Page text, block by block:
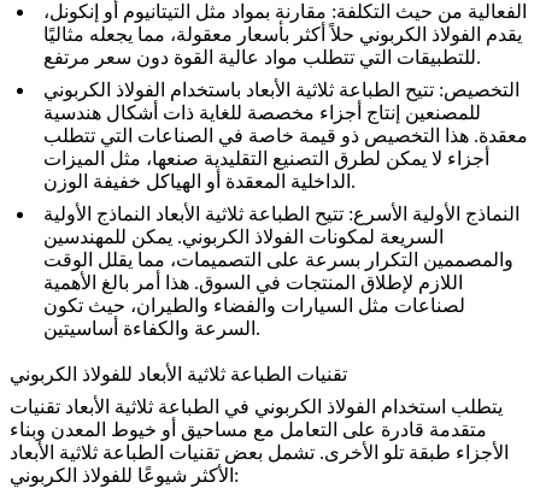
الفعالية من حيث التكلفة: مقارنة بمواد مثل التيتانيوم أو إنكونل،
يقدم الفولاذ الكربوني حلاً أكثر بأسعار معقولة، مما يجعله مثاليًا
للتطبيقات التي تتطلب مواد عالية القوة دون سعر مرتفع.
التخصيص: تتيح الطباعة ثلاثية الأبعاد باستخدام الفولاذ الكربوني
للمصنعين إنتاج أجزاء مخصصة للغاية ذات أشكال هندسية
معقدة. هذا التخصيص ذو قيمة خاصة في الصناعات التي تتطلب
أجزاء لا يمكن لطرق التصنيع التقليدية صنعها، مثل الميزات
الداخلية المعقدة أو الهياكل خفيفة الوزن.
النماذج الأولية الأسرع: تتيح الطباعة ثلاثية الأبعاد النماذج الأولية
السريعة لمكونات الفولاذ الكربوني. يمكن للمهندسين
والمصممين التكرار بسرعة على التصميمات، مما يقلل الوقت
اللازم لإطلاق المنتجات في السوق. هذا أمر بالغ الأهمية
لصناعات مثل السيارات و الفضاء والطيران، حيث تكون
السرعة والكفاءة أساسيتين.
تقنيات الطباعة ثلاثية الأبعاد للفولاذ الكربوني
يتطلب استخدام الفولاذ الكربوني في الطباعة ثلاثية الأبعاد تقنيات
متقدمة قادرة على التعامل مع مساحيق أو خيوط المعدن وبناء
الأجزاء طبقة تلو الأخرى. تشمل بعض تقنيات الطباعة ثلاثية الأبعاد
الأكثر شيوعًا للفولاذ الكربوني: